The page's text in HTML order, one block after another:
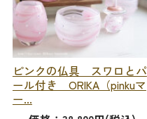
ピンクの仏具 スワロとパ
ール付き ORIKA（pinkuマ
ー...